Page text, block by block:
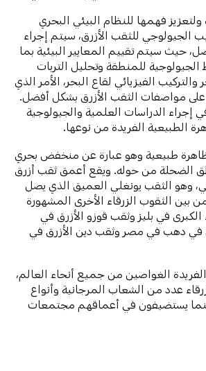
ولتعزيز فهمها للنظام البيئي البحري
الجيولوجي للثقب الأزرق، سيتم إجراء
حيث سيتم تقييم المعايير البيئية بما
للمنطقة وتحليل التربات
والتركيب الفيزيائي لقاع البحر، الأمر الذي
مواصفات الثقب الأزرق بشكل أفضل.
إجراء الدراسات العلمية والجيولوجية
الطبيعية الفريدة من نوعها.
ظاهرة طبيعية وهو عبارة عن منخفض بحري
الضحلة من حوله. ويقع أعمق ثقب أزرق
وهو الثقب يونغلي العميق الذي يصل
متر ومن بين الثقوب الزرقاء الأخرى المشهورة
الكبرى في بليز وثقب قوزو الأزرق في
في دهب في مصر وثقب دين الأزرق في
الغواصين من جميع أنحاء العالم،
عدد من الشعاب المرجانية وأنواع
يستضيفون في أعماقهم مجتمعات